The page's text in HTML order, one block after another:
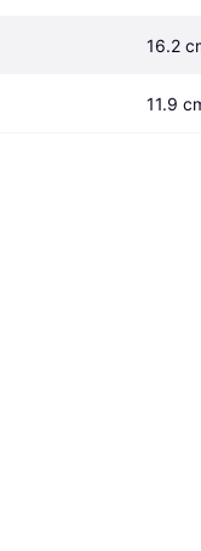
16.2
11.9